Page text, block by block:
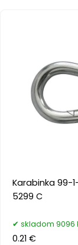
Karabinka 99-
5299 C
skladom 9096
0.21 €